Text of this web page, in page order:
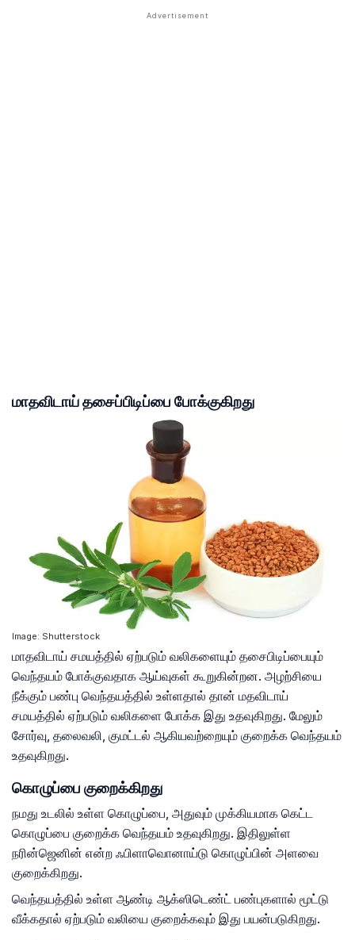
மாதவிடாய் தசைப்பிடிப்பை போக்குகிறது
Image: Shutterstock
மாதவிடாய் சமயத்தில் ஏற்படும் வலிகளையும் தசைபிடிப்பையும்
வெந்தயம் போக்குவதாக ஆய்வுகள் கூறுகின்றன. அழற்சியை
நீக்கும் பண்பு வெந்தயத்தில் உள்ளதால் தான் மதவிடாய்
சமயத்தில் ஏற்படும் வலிகளை போக்க இது உதவுகிறது. மேலும்
சோர்வு, தலைவலி, குமட்டல் ஆகியவற்றையும் குறைக்க வெந்தயம்
உதவுகிறது.
கொழுப்பை குறைக்கிறது
நமது உடலில் உள்ள கொழுப்பை, அதுவும் முக்கியமாக கெட்ட
கொழுப்பை குறைக்க வெந்தயம் உதவுகிறது. இதிலுள்ள
நரின்ஜெனின் என்ற ஃபிளாவொனாய்டு கொழுப்பின் அளவை
குறைக்கிறது.
வெந்தயத்தில் உள்ள ஆண்டி ஆக்ஸிடெண்ட் பண்புகளால் மூட்டு
வீக்கதால் ஏற்படும் வலியை குறைக்கவும் இது பயன்படுகிறது.